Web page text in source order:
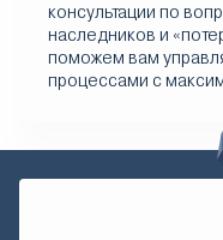
консультации по
наследников и
поможем вам
процессами с